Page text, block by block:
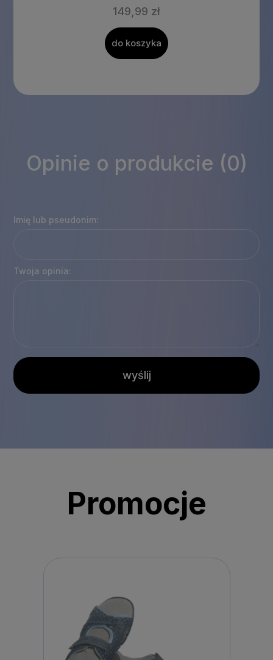
149,99 zł
do koszyka
Opinie o produkcie (0)
Imię lub pseudonim:
Twoja opinia:
wyślij
Promocje